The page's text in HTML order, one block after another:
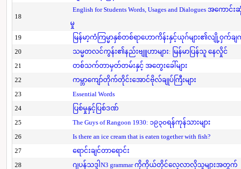
18
English for Students Words, Usages and Dialogues အကောင်
မှု
19 မြန်မာ့ကံကြမ္မာနှစ်တစ်ရာဟောကိန်းနှင့်ယုဂ်များ၏လျို့ဝှက်ခ
20
သမ္မတလင်ကွန်း၏နည်းဗျူဟာများ: မြန်မာပြန်သူ နေလှိုင်
21
တစ်သက်တာမှတ်တမ်းနှင့် အတွေးခေါ်များ
22
ကမ္ဘာကျော်တိုက်တိုင်းအောင်ဗိုလ်ချုပ်ကြီးများ
23
Essential Words
24
ပြစ်မှုနှင့်ပြစ်ဒဏ်
25
The Guys of Rangoon 1930: ၁၉၃၀ရန်ကုန်သားများ
26
Is there an ice cream that is eaten together with fish?
27
ရောင်းချင်တာရောင်း
28
ဂျပန်သဒ္ဒါN3 grammar ကိုကိုယ်တိုင်လေ့လာလိုသူများအတွက်